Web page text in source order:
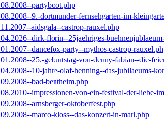
partyboot.php
9.-dortmunder-fernsehgarten-im-
aidsgala--castrop-rauxel.php
dirk-florin--25jaehriges-
dancefox-party--mythos-castrop-
25.-geburtstag-von-denny-fabian--die-
10-jahre-olaf-henning--das-jubilaeums-
bad-bentheim.php
impressionen-von-ein-festival-der-liebe-
arnsberger-oktoberfest.php
marco-kloss--das-konzert-in-marl.php